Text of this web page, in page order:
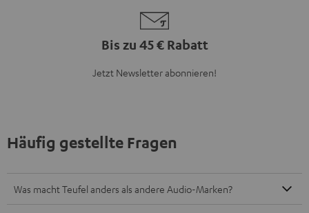
Bis zu 45 € Rabatt
Jetzt Newsletter abonnieren!
Häufig gestellte Fragen
Was macht Teufel anders als andere Audio-Marken?